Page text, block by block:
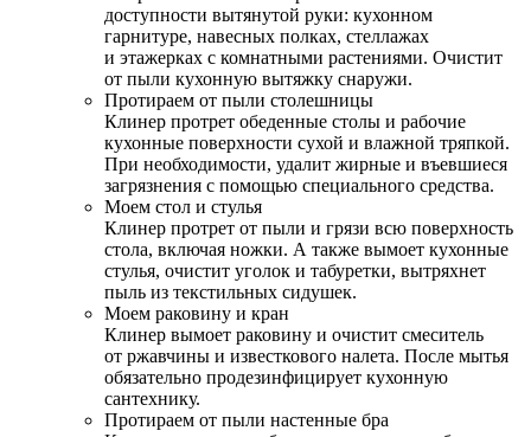
доступности вытянутой руки: кухонном
гарнитуре, навесных полках, стеллажах
и этажерках с комнатными растениями. Очистит
от пыли кухонную вытяжку снаружи.
Протираем от пыли столешницы
Клинер протрет обеденные столы и рабочие
кухонные поверхности сухой и влажной тряпкой.
При необходимости, удалит жирные и въевшиеся
загрязнения с помощью специального средства.
Моем стол и стулья
Клинер протрет от пыли и грязи всю поверхность
стола, включая ножки. А также вымоет кухонные
стулья, очистит уголок и табуретки, вытряхнет
пыль из текстильных сидушек.
Моем раковину и кран
Клинер вымоет раковину и очистит смеситель
от ржавчины и известкового налета. После мытья
обязательно продезинфицирует кухонную
сантехнику.
Протираем от пыли настенные бра